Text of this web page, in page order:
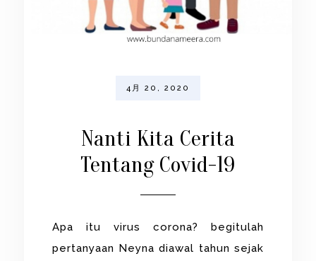
4月 20, 2020
Nanti Kita Cerita
Tentang Covid-19
Apa itu virus corona? begitulah
pertanyaan Neyna diawal tahun sejak